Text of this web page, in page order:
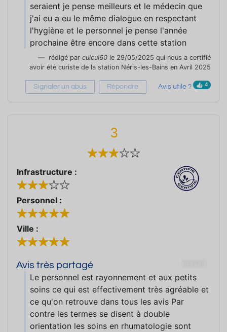
seraient je pense meilleurs et le médecin que
j'ai eu a eu le même dialogue en respectant
l'hygiène et le personnel je pense l'année
prochaine être encore dans cette station
rédigé par cuicui60 le 29/05/2025 qui nous a certifié
avoir été curiste de la station Néris-les-Bains en Avril 2025
Signaler un abus Répondre Avis utile ? 4
3
Infrastructure :
Personnel :
Ville :
Avis très partagé
Le personnel est rayonnement et aux petits
soins ce qui est effectivement très agréable et
ce qu'on retrouve dans tous les avis Par
contre les termes se disent à double
orientation les soins en rhumatologie sont